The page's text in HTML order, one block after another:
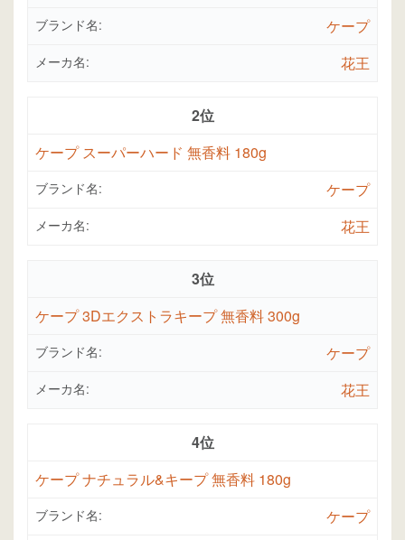
ブランド名: ケープ
メーカ名: 花王
2位
ケープ スーパーハード 無香料 180g
ブランド名: ケープ
メーカ名: 花王
3位
ケープ 3Dエクストラキープ 無香料 300g
ブランド名: ケープ
メーカ名: 花王
4位
ケープ ナチュラル&キープ 無香料 180g
ブランド名: ケープ